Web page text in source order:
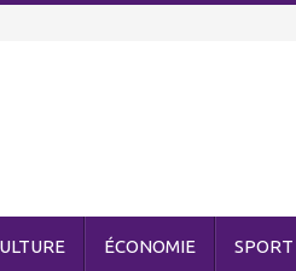
ÉCONOMIE SPORT